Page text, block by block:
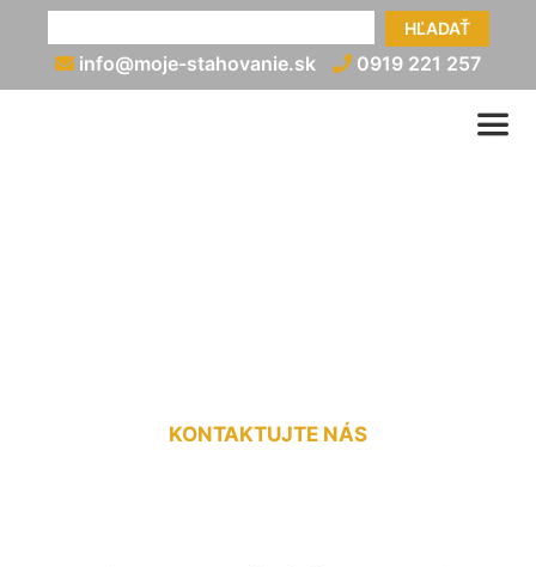
HĽADAŤ
info@moje-stahovanie.sk 0919 221 257
KONTAKTUJTE NÁS